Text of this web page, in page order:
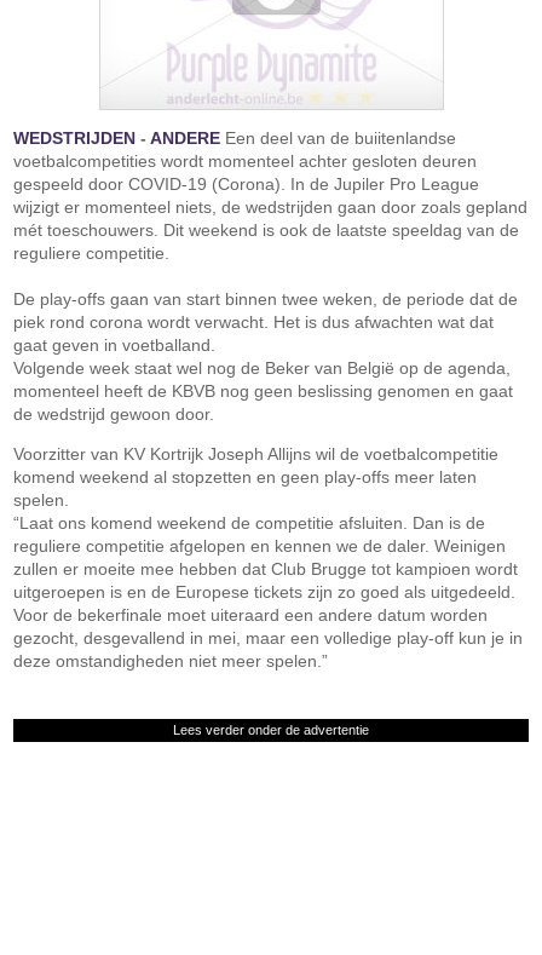
WEDSTRIJDEN -ANDERE Een deel van de buiitenlandse
voetbalcompetities wordt momenteel achter gesloten deuren
gespeeld door COVID-19 (Corona). In de Jupiler Pro League
wijzigt er momenteel niets, de wedstrijden gaan door zoals gepland
mét toeschouwers. Dit weekend is ook de laatste speeldag van de
reguliere competitie.
De play-offs gaan van start binnen twee weken, de periode dat de
piek rond corona wordt verwacht. Het is dus afwachten wat dat
gaat geven in voetballand.
Volgende week staat wel nog de Beker van België op de agenda,
momenteel heeft de KBVB nog geen beslissing genomen en gaat
de wedstrijd gewoon door.
Voorzitter van KV Kortrijk Joseph Allijns wil de voetbalcompetitie
komend weekend al stopzetten en geen play-offs meer laten
spelen.
“Laat ons komend weekend de competitie afsluiten. Dan is de
reguliere competitie afgelopen en kennen we de daler. Weinigen
zullen er moeite mee hebben dat Club Brugge tot kampioen wordt
uitgeroepen is en de Europese tickets zijn zo goed als uitgedeeld.
Voor de bekerfinale moet uiteraard een andere datum worden
gezocht, desgevallend in mei, maar een volledige play-off kun je in
deze omstandigheden niet meer spelen.”
Lees verder onder de advertentie